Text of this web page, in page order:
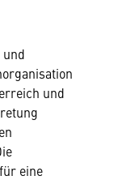
und
eine